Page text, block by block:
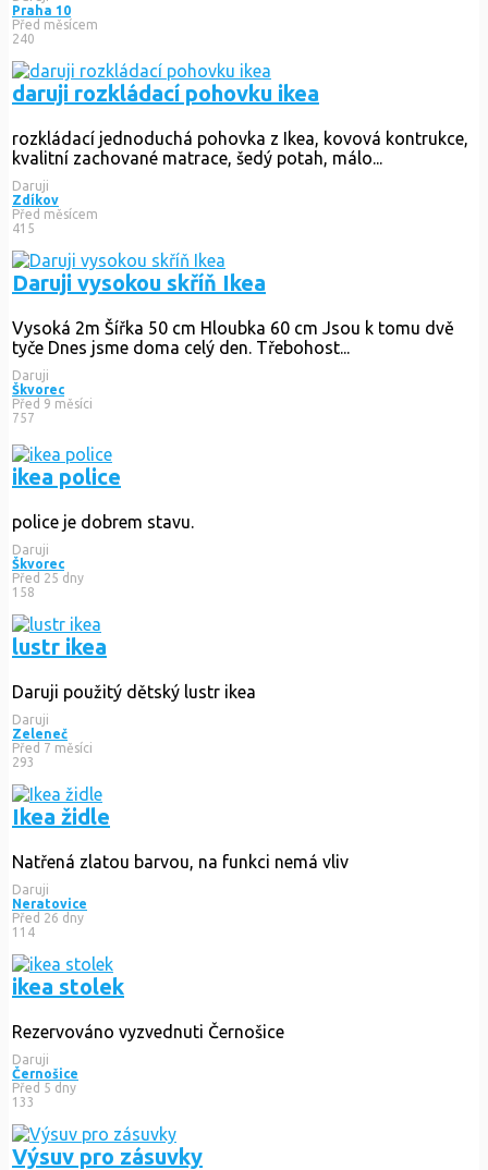
Praha 10
Před měsícem
240
daruji rozkládací pohovku ikea
rozkládací jednoduchá pohovka z Ikea, kovová kontrukce,
kvalitní zachované matrace, šedý potah, málo...
Daruji
Zdíkov
Před měsícem
415
Daruji vysokou skříň Ikea
Vysoká 2m Šířka 50 cm Hloubka 60 cm Jsou k tomu dvě
tyče Dnes jsme doma celý den. Třebohost...
Daruji
Škvorec
Před 9 měsíci
757
ikea police
police je dobrem stavu.
Daruji
Škvorec
Před 25 dny
158
lustr ikea
Daruji použitý dětský lustr ikea
Daruji
Zeleneč
Před 7 měsíci
293
Ikea židle
Natřená zlatou barvou, na funkci nemá vliv
Daruji
Neratovice
Před 26 dny
114
ikea stolek
Rezervováno vyzvednuti Černošice
Daruji
Černošice
Před 5 dny
133
Výsuv pro zásuvky